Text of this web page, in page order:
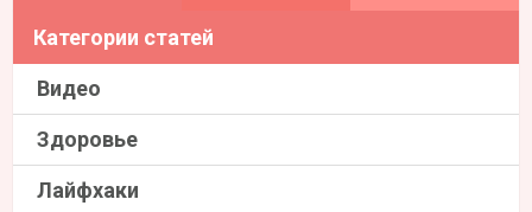
Категории статей
Видео
Здоровье
Лайфхаки